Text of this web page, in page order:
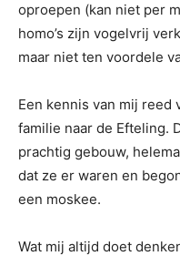
oproepen (kan niet per
homo’s zijn vogelvrij
maar niet ten voordele
Een kennis van mij reed
familie naar de Efteling.
prachtig gebouw,
dat ze er waren en
een moskee.
Wat mij altijd doet